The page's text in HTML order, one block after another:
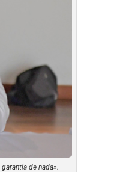
de nada».